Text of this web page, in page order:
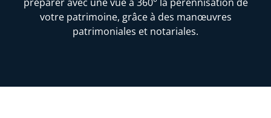
votre patrimoine, grâce à des manœuvres
patrimoniales et notariales.